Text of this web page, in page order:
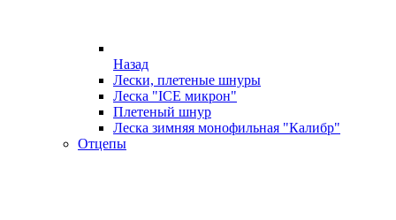
Назад
Лески, плетеные шнуры
Леска "ICE микрон"
Плетеный шнур
Леска зимняя монофильная "Калибр"
Отцепы